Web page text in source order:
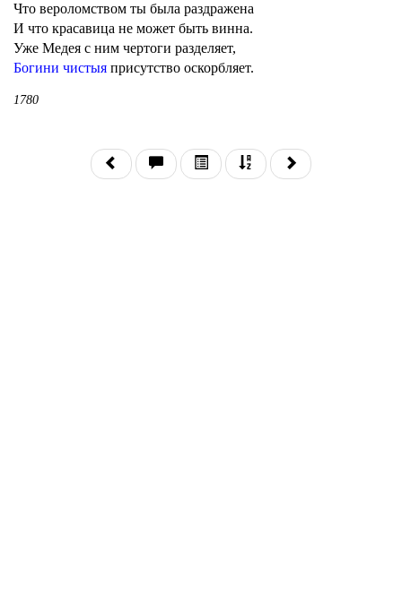
Что вероломством ты была раздражена
И что красавица не может быть винна.
Уже Медея с ним чертоги разделяет,
Богини чистыя присутство оскорбляет.
1780